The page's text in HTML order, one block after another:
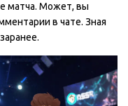
матча. Может, вы
в чате. Зная